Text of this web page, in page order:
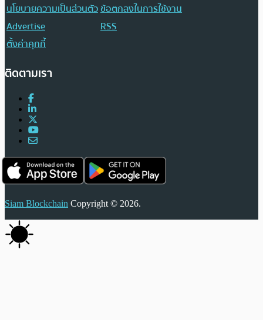
นโยบายความเป็นส่วนตัวข้อตกลงในการใช้งาน
Advertise
RSS
ตั้งค่าคุกกี้
ติดตามเรา
Siam Blockchain Copyright © 2026.